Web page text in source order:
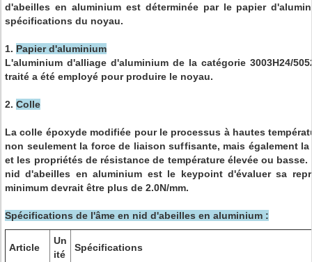
d'abeilles en aluminium est déterminée par le papier
spécifications du noyau.
1. Papier d'aluminium
L'aluminium d'alliage d'aluminium de la catégorie 3003H24/
traité a été employé pour produire le noyau.
2. Colle
La colle époxyde modifiée pour le processus à hautes
non seulement la force de liaison suffisante, mais également
et les propriétés de résistance de température élevée ou
nid d'abeilles en aluminium est le keypoint d'évaluer sa
minimum devrait être plus de 2.0N/mm.
Spécifications de l'âme en nid d'abeilles en aluminium :
Article
Un
ité
Spécifications